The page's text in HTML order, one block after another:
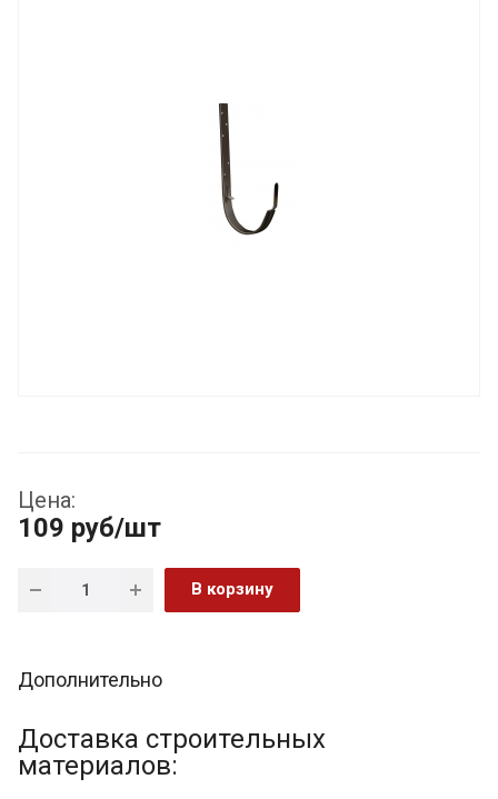
Цена:
109 руб/шт
В корзину
Дополнительно
Доставка строительных
материалов: